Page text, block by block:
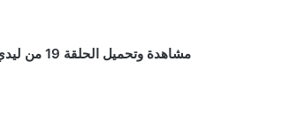
مشاهدة وتحميل الحلقة 19 من ليدي ليدي مدبلج ح19 اون لاين كاملة يوتيوب بأعلي جودة علي اكثر من سيرفر وتحميل مباشر جميع الحلقات HD مسلسل Lady Lady / كرتون / انمي ليدي